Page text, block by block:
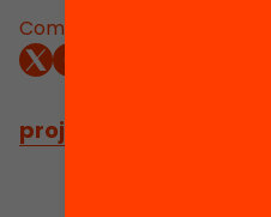
Comparteix:
projectes relacionats